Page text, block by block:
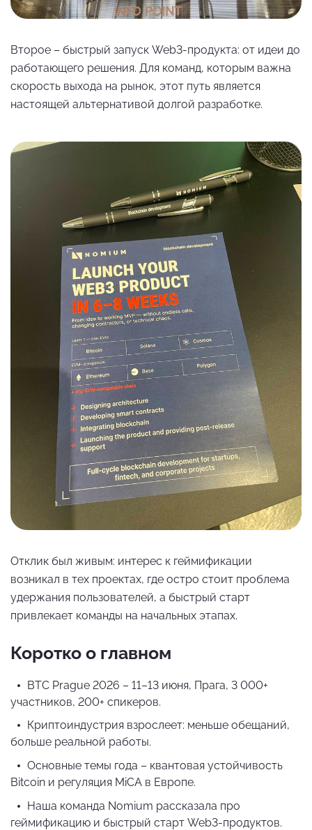
Второе – быстрый запуск Web3-продукта: от идеи до
работающего решения. Для команд, которым важна
скорость выхода на рынок, этот путь является
настоящей альтернативой долгой разработке.
Отклик был живым: интерес к геймификации
возникал в тех проектах, где остро стоит проблема
удержания пользователей, а быстрый старт
привлекает команды на начальных этапах.
Коротко о главном
BTC Prague 2026 – 11–13 июня, Прага, 3 000+
участников, 200+ спикеров.
Криптоиндустрия взрослеет: меньше обещаний,
больше реальной работы.
Основные темы года – квантовая устойчивость
Bitcoin и регуляция MiCA в Европе.
Наша команда Nomium рассказала про
геймификацию и быстрый старт Web3-продуктов.